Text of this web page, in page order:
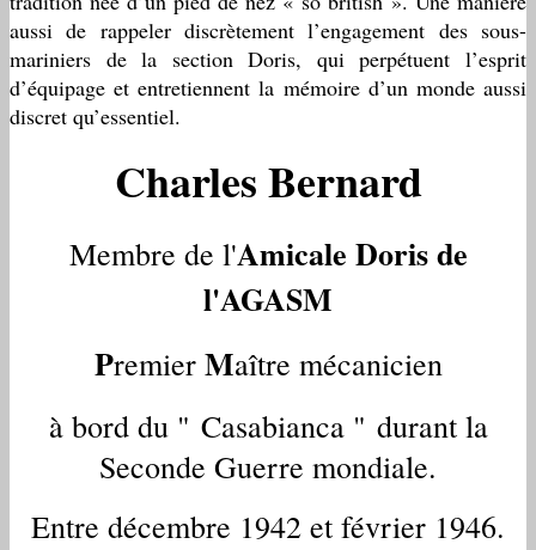
aussi de rappeler discrètement l’engagement des sous-
mariniers de la section Doris, qui perpétuent l’esprit
d’équipage et entretiennent la mémoire d’un monde aussi
discret qu’essentiel.
Charles Bernard
Membre de l'Amicale Doris de
l'AGASM
Premier Maître mécanicien
à bord du " Casabianca " durant la
Seconde Guerre mondiale.
Entre décembre 1942 et février 1946.